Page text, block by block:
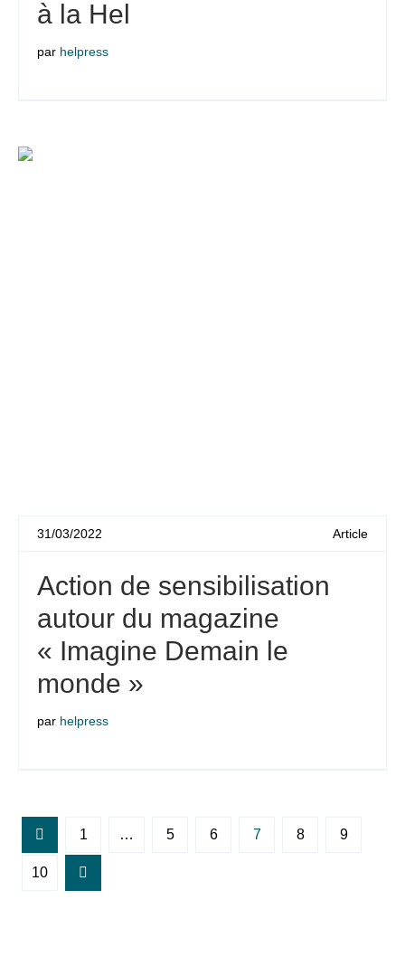
à la Hel
par helpress
31/03/2022 Article
Action de sensibilisation
autour du magazine
« Imagine Demain le
monde »
par helpress
1 … 5 6 7 8 9
10